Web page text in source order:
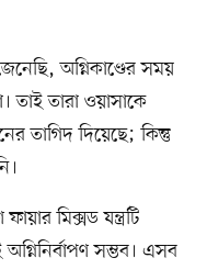
অগ্নিকাণ্ডের সময়
তাই তারা ওয়াসাকে
তাগিদ দিয়েছে; কিন্তু
মিক্সড যন্ত্রটি
সম্ভব। এসব